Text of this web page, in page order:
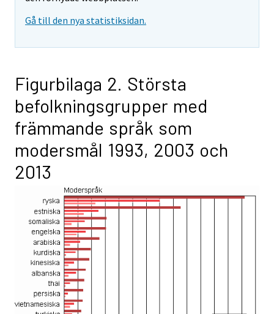
Gå till den nya statistiksidan.
Figurbilaga 2. Största
befolkningsgrupper med
främmande språk som
modersmål 1993, 2003 och
2013